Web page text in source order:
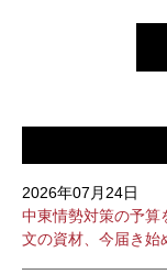
2026年07月24日
中東情勢対策の予算
文の資材、今届き始